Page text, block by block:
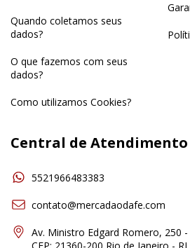
Quando coletamos seus
dados?
O que fazemos com seus
dados?
Como utilizamos Cookies?
Central de Atendimento
5521966483383
contato@mercadaodafe.com
Av. Ministro Edgard Romero, 250